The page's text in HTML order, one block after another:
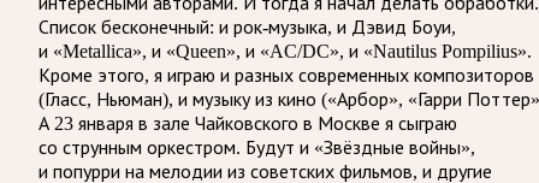
Список бесконечный: и рок-музыка, и Дэвид Боуи,
и «Metallica», и «Queen», и «AC/DC», и «Nautilus Pompilius».
Кроме этого, я играю и разных современных композиторов
(Гласс, Ньюман), и музыку из кино («Арбор», «Гарри
А 23 января в зале Чайковского в Москве я сыграю
со струнным оркестром. Будут и «Звёздные войны»,
и попурри на мелодии из советских фильмов, и другие